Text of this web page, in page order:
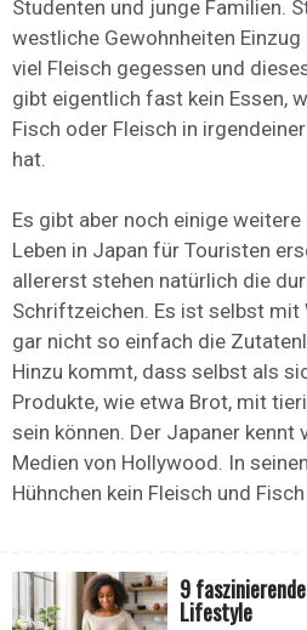
Studenten und junge Familien.
westliche Gewohnheiten
viel Fleisch gegessen und
gibt eigentlich fast kein Essen,
Fisch oder Fleisch in
hat.
Es gibt aber noch einige
Leben in Japan für Touristen
allererst stehen natürlich die
Schriftzeichen. Es ist selbst
gar nicht so einfach die
Hinzu kommt, dass selbst als
Produkte, wie etwa Brot, mit
sein können. Der Japaner kennt
Medien von Hollywood. In
Hühnchen kein Fleisch und
9
Lifestyle